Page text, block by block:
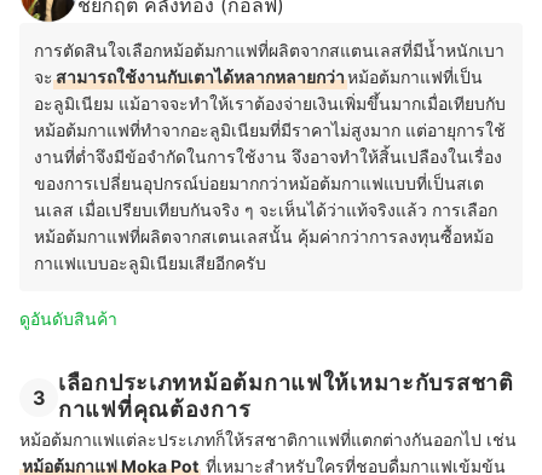
การตัดสินใจเลือกหม้อต้มกาแฟที่ผลิตจากสแตนเลสที่มีน้ำหนักเบา
จะสามารถใช้งานกับเตาได้หลากหลายกว่าหม้อต้มกาแฟที่เป็น
อะลูมิเนียม แม้อาจจะทำให้เราต้องจ่ายเงินเพิ่มขึ้นมากเมื่อเทียบกับ
หม้อต้มกาแฟที่ทำจากอะลูมิเนียมที่มีราคาไม่สูงมาก แต่อายุการใช้
งานที่ต่ำจึงมีข้อจำกัดในการใช้งาน จึงอาจทำให้สิ้นเปลืองในเรื่อง
ของการเปลี่ยนอุปกรณ์บ่อยมากกว่าหม้อต้มกาแฟแบบที่เป็นสเต
นเลส เมื่อเปรียบเทียบกันจริง ๆ จะเห็นได้ว่าแท้จริงแล้ว การเลือก
หม้อต้มกาแฟที่ผลิตจากสเตนเลสนั้น คุ้มค่ากว่าการลงทุนซื้อหม้อ
กาแฟแบบอะลูมิเนียมเสียอีกครับ
ดูอันดับสินค้า
3
เลือกประเภทหม้อต้มกาแฟให้เหมาะกับรสชาติ
กาแฟที่คุณต้องการ
หม้อต้มกาแฟแต่ละประเภทก็ให้รสชาติกาแฟที่แตกต่างกันออกไป เช่น
หม้อต้มกาแฟ Moka Pot ที่เหมาะสำหรับใครที่ชอบดื่มกาแฟเข้มข้น